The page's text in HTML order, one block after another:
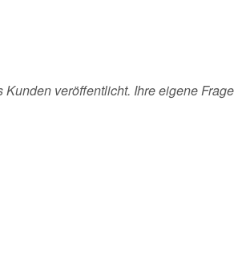
veröffentlicht. Ihre eigene Frage